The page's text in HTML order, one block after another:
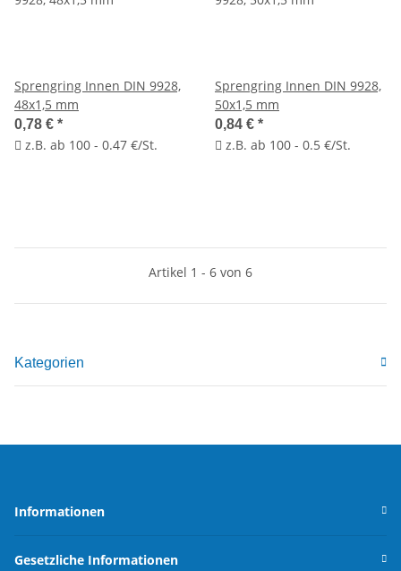
Sprengring Innen DIN 9928,
48x1,5 mm
0,78 € *
z.B. ab 100 - 0.47 €/St.
Sprengring Innen DIN 9928,
50x1,5 mm
0,84 € *
z.B. ab 100 - 0.5 €/St.
Artikel 1 - 6 von 6
Kategorien
Informationen
Gesetzliche Informationen